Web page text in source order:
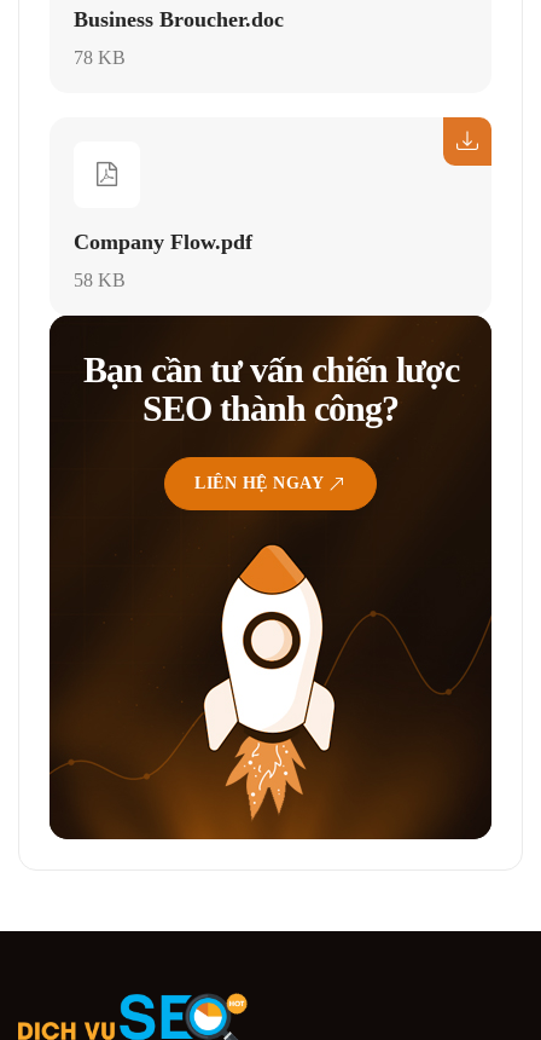
Business Broucher.doc
78 KB
Company Flow.pdf
58 KB
Bạn cần tư vấn chiến lược
SEO thành công?
LIÊN HỆ NGAY